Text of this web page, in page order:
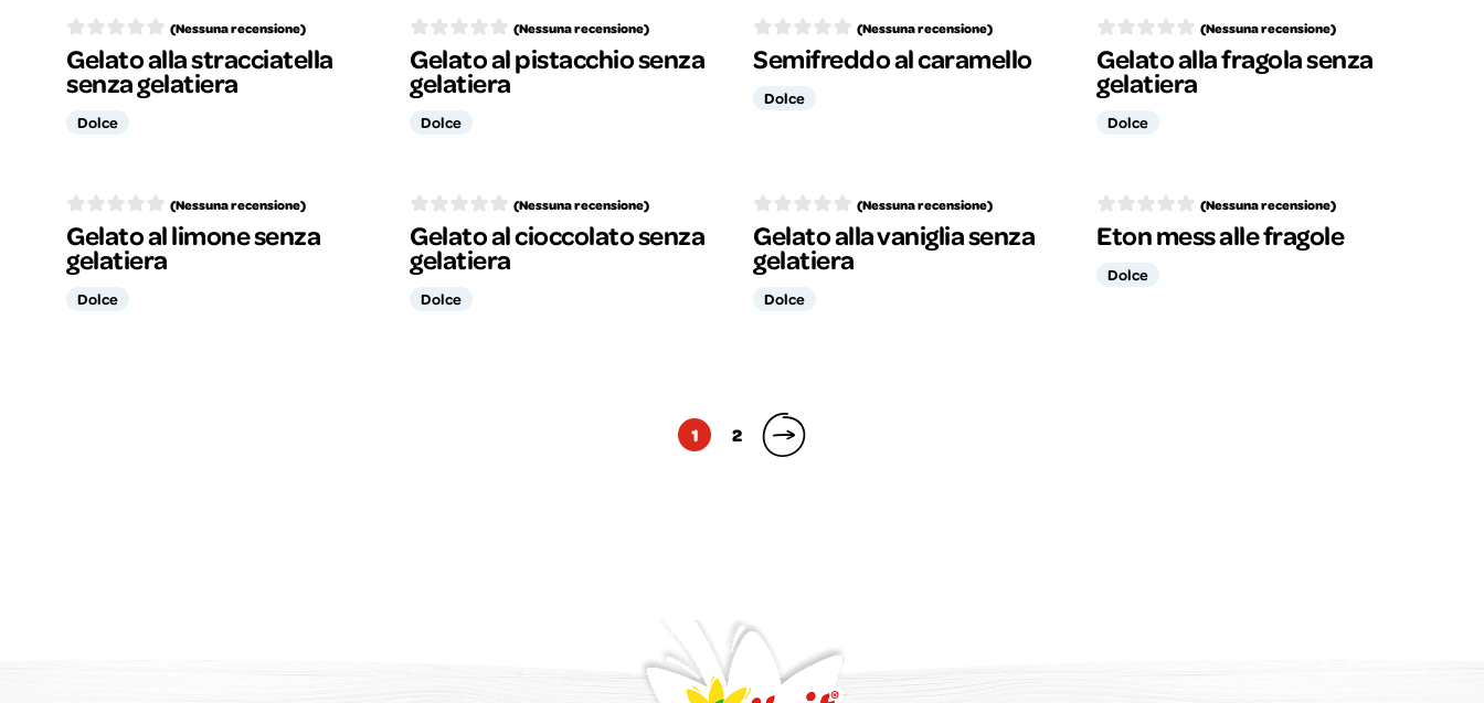
(Nessuna recensione)
Gelato alla stracciatella
senza gelatiera
Dolce
(Nessuna recensione)
Gelato al pistacchio senza
gelatiera
Dolce
(Nessuna recensione)
Semifreddo al caramello
Dolce
(Nessuna recensione)
Gelato alla fragola senza
gelatiera
Dolce
(Nessuna recensione)
Gelato al limone senza
gelatiera
Dolce
(Nessuna recensione)
Gelato al cioccolato senza
gelatiera
Dolce
(Nessuna recensione)
Gelato alla vaniglia senza
gelatiera
Dolce
(Nessuna recensione)
Eton mess alle fragole
Dolce
1 2